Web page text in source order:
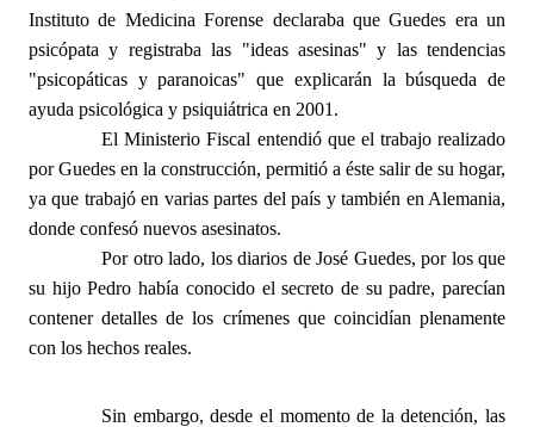
Instituto de Medicina Forense declaraba que Guedes era un
psicópata y registraba las "ideas asesinas" y las tendencias
"psicopáticas y paranoicas" que explicarán la búsqueda de
ayuda psicológica y psiquiátrica en 2001.
El Ministerio Fiscal entendió que el trabajo realizado
por Guedes en la construcción, permitió a éste salir de su hogar,
ya que trabajó en varias partes del país y también en Alemania,
donde confesó nuevos asesinatos.
Por otro lado, los diarios de José Guedes, por los que
su hijo Pedro había conocido el secreto de su padre, parecían
contener detalles de los crímenes que coincidían plenamente
con los hechos reales.
Sin embargo, desde el momento de la detención, las